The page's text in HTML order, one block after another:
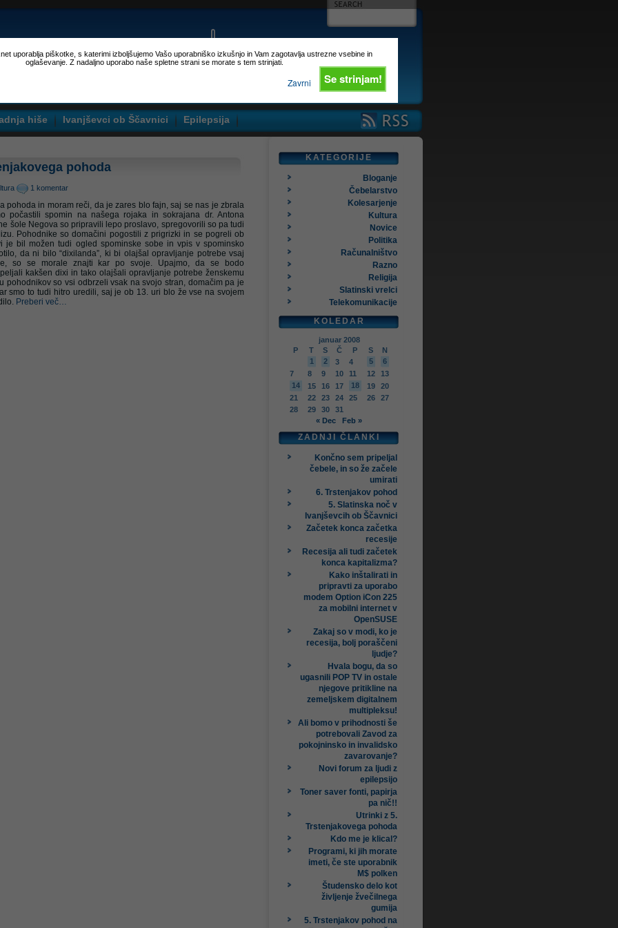
uporablja piškotke, s katerimi izboljšujemo Vašo uporabniško izkušnjo in Vam zagotavlja ustrezne vsebine in
oglaševanje. Z nadaljno uporabo naše spletne strani se morate s tem strinjati.
Se strinjam!
Zavrni
hiše Ivanjševci ob Ščavnici Epilepsija
pohoda
1 komentar
pohoda in moram reči, da je zares blo fajn, saj se nas je zbrala
počastili spomin na našega rojaka in sokrajana dr. Antona
šole Negova so pripravili lepo proslavo, spregovorili so pa tudi
Pohodnike so domačini pogostili z prigrizki in se pogreli ob
je bil možen tudi ogled spominske sobe in vpis v spominsko
da ni bilo “dixilanda”, ki bi olajšal opravljanje potrebe vsaj
so se morale znajti kar po svoje. Upajmo, da se bodo
kakšen dixi in tako olajšali opravljanje potrebe ženskemu
pohodnikov so vsi odbrzeli vsak na svojo stran, domačim pa je
smo to tudi hitro uredili, saj je ob 13. uri blo že vse na svojem
Preberi več…
KATEGORIJE
Bloganje
Čebelarstvo
Kolesarjenje
Kultura
Novice
Politika
Računalništvo
Razno
Religija
Slatinski vrelci
Telekomunikacije
KOLEDAR
januar 2008
P
T S Č P S
N
1
2 3 4 5
6
7
8 9 10 11 12
13
14
15 16 17 18 19
20
21
22 23 24 25 26
27
28
29 30
31
« Dec
Feb »
ZADNJI ČLANKI
Končno sem pripeljal
čebele, in so že začele
umirati
6. Trstenjakov pohod
5. Slatinska noč v
Ivanjševcih ob Ščavnici
Začetek konca začetka
recesije
Recesija ali tudi začetek
konca kapitalizma?
Kako inštalirati in
pripravti za uporabo
modem Option iCon 225
za mobilni internet v
OpenSUSE
Zakaj so v modi, ko je
recesija, bolj poraščeni
ljudje?
Hvala bogu, da so
ugasnili POP TV in ostale
njegove pritikline na
zemeljskem digitalnem
multipleksu!
Ali bomo v prihodnosti še
potrebovali Zavod za
pokojninsko in invalidsko
zavarovanje?
Novi forum za ljudi z
epilepsijo
Toner saver fonti, papirja
pa nič!!
Utrinki z 5.
Trstenjakovega pohoda
Kdo me je klical?
Programi, ki jih morate
imeti, če ste uporabnik
M$ polken
Študensko delo kot
življenje žvečilnega
gumija
5. Trstenjakov pohod na